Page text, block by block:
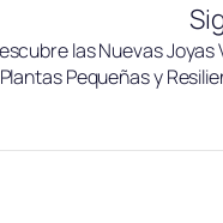
las Nuevas Joyas
Plantas Pequeñas y